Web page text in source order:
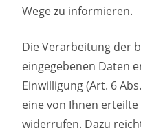
Wege zu informieren.
Die Verarbeitung der
eingegebenen Daten
Einwilligung (Art. 6
eine von Ihnen
widerrufen. Dazu